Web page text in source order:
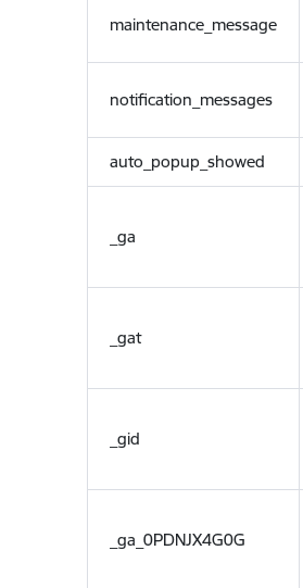
maintenance_message
notification_messages
auto_popup_showed
_ga
_gat
_gid
_ga_0PDNJX4G0G